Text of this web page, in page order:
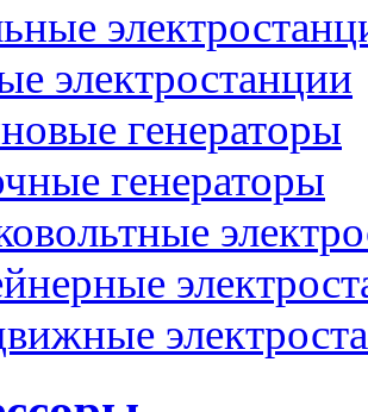
электростанции
генераторы
генераторы